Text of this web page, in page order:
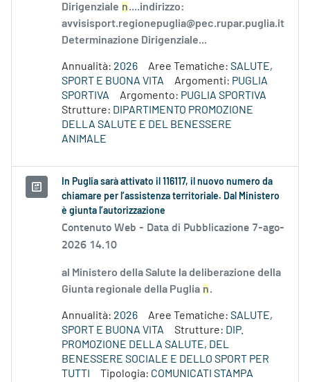
Dirigenziale n....indirizzo:
avvisisport.regionepuglia@pec.rupar.puglia.it
Determinazione Dirigenziale...
Annualità: 2026 Aree Tematiche: SALUTE,
SPORT E BUONA VITA
Argomenti: PUGLIA
SPORTIVA
Argomento: PUGLIA SPORTIVA
Strutture: DIPARTIMENTO PROMOZIONE
DELLA SALUTE E DEL BENESSERE
ANIMALE
In Puglia sarà attivato il 116117, il nuovo numero da
chiamare per l’assistenza territoriale. Dal Ministero
è giunta l’autorizzazione
Contenuto Web - Data di Pubblicazione 7-ago-
2026 14.10
al Ministero della Salute la deliberazione della
Giunta regionale della Puglia n.
Annualità: 2026 Aree Tematiche: SALUTE,
SPORT E BUONA VITA
Strutture: DIP.
PROMOZIONE DELLA SALUTE, DEL
BENESSERE SOCIALE E DELLO SPORT PER
TUTTI
Tipologia: COMUNICATI STAMPA